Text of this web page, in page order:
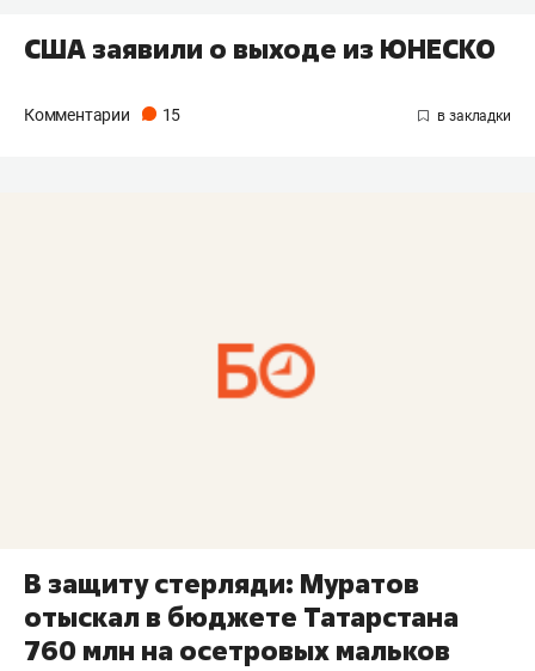
США заявили о выходе из ЮНЕСКО
Комментарии 15
В защиту стерляди: Муратов
отыскал в бюджете Татарстана
760 млн на осетровых мальков